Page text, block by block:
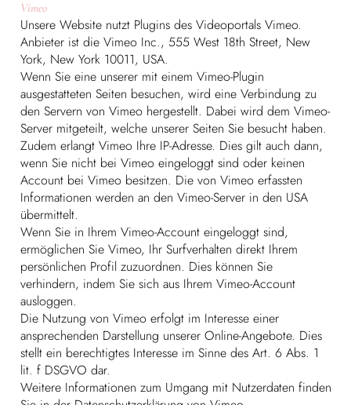
Vimeo
Unsere Website nutzt Plugins des Videoportals Vimeo.
Anbieter ist die Vimeo Inc., 555 West 18th Street, New
York, New York 10011, USA.
Wenn Sie eine unserer mit einem Vimeo-Plugin
ausgestatteten Seiten besuchen, wird eine Verbindung zu
den Servern von Vimeo hergestellt. Dabei wird dem Vimeo-
Server mitgeteilt, welche unserer Seiten Sie besucht haben.
Zudem erlangt Vimeo Ihre IP-Adresse. Dies gilt auch dann,
wenn Sie nicht bei Vimeo eingeloggt sind oder keinen
Account bei Vimeo besitzen. Die von Vimeo erfassten
Informationen werden an den Vimeo-Server in den USA
übermittelt.
Wenn Sie in Ihrem Vimeo-Account eingeloggt sind,
ermöglichen Sie Vimeo, Ihr Surfverhalten direkt Ihrem
persönlichen Profil zuzuordnen. Dies können Sie
verhindern, indem Sie sich aus Ihrem Vimeo-Account
ausloggen.
Die Nutzung von Vimeo erfolgt im Interesse einer
ansprechenden Darstellung unserer Online-Angebote. Dies
stellt ein berechtigtes Interesse im Sinne des Art. 6 Abs. 1
lit. f DSGVO dar.
Weitere Informationen zum Umgang mit Nutzerdaten finden